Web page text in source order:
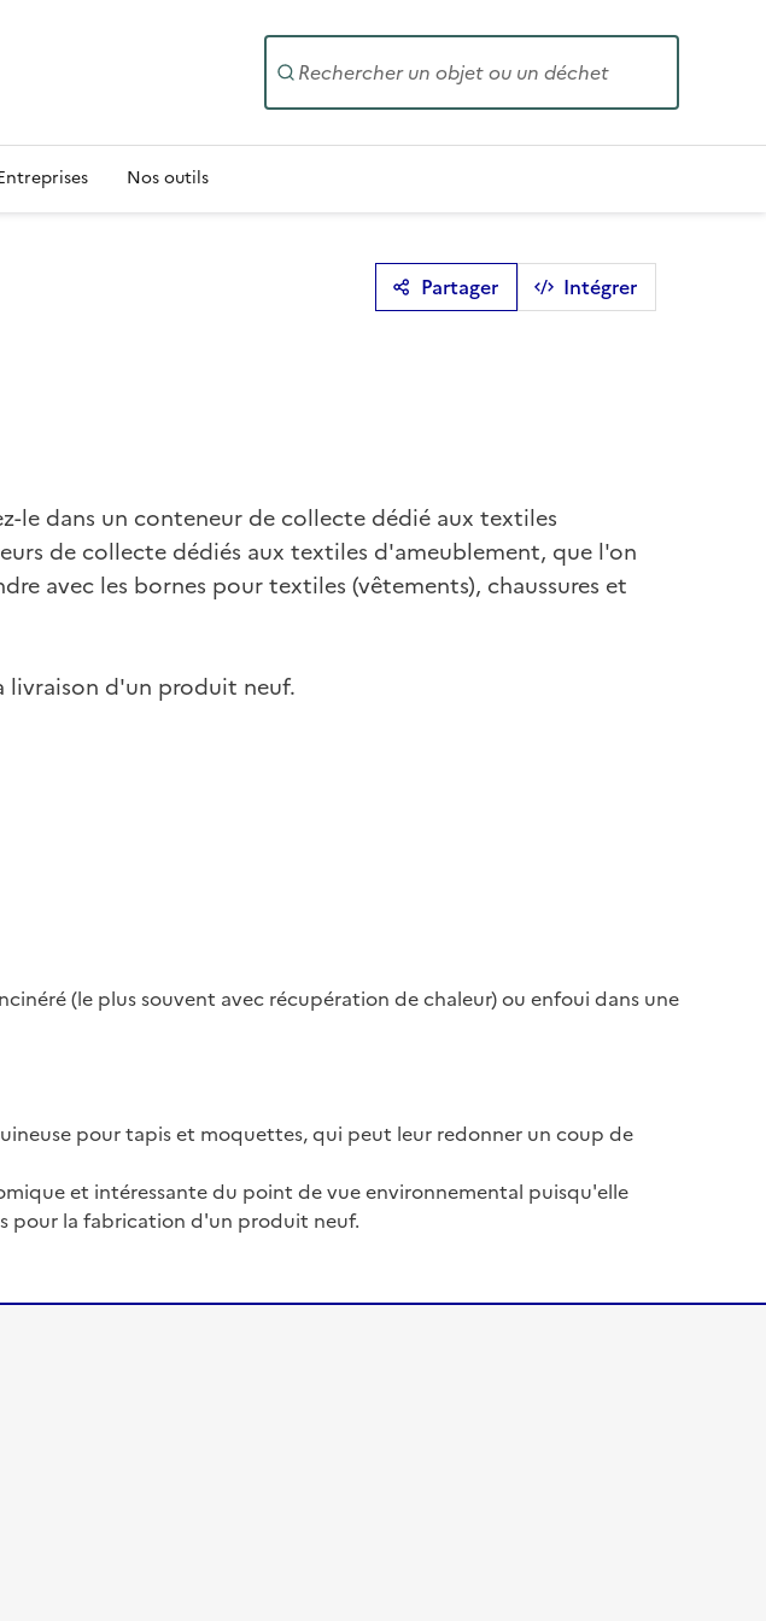
Entrez
Nos outils
Partager Intégrer
le dans un conteneur de collecte dédié aux textiles
de collecte dédiés aux textiles d'ameublement, que l'on
avec les bornes pour textiles (vêtements), chaussures et
livraison d'un produit neuf.
(le plus souvent avec récupération de chaleur) ou enfoui dans une
pour tapis et moquettes, qui peut leur redonner un coup de
et intéressante du point de vue environnemental puisqu'elle
pour la fabrication d'un produit neuf.